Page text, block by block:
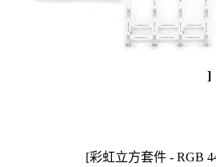
]
[彩虹立方套件 - RGB 4